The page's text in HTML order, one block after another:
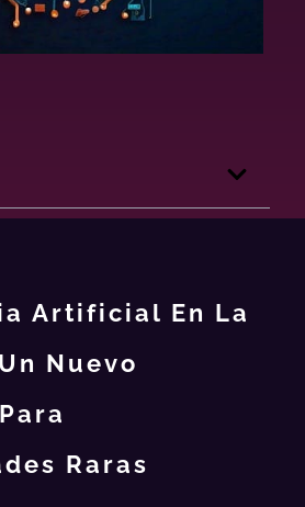
Artificial En La
Nuevo
Raras